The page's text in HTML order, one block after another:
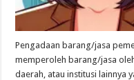
Pengadaan barang/jasa
memperoleh barang/jasa
daerah, atau institusi lainnya